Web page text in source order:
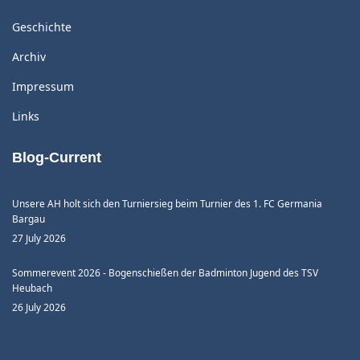
Geschichte
Archiv
Impressum
Links
Blog-Current
Unsere AH holt sich den Turniersieg beim Turnier des 1. FC Germania
Bargau
27 July 2026
Sommerevent 2026 - Bogenschießen der Badminton Jugend des TSV
Heubach
26 July 2026